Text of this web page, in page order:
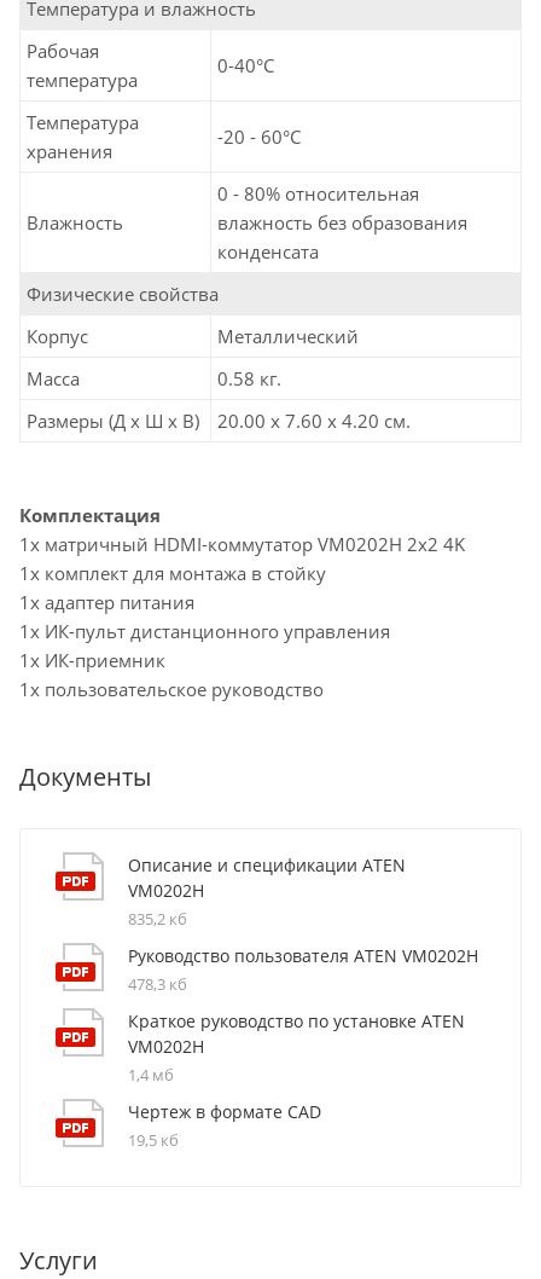
Температура и влажность
Рабочая
температура
0-40°C
Температура
хранения
-20 - 60°C
Влажность
0 - 80% относительная
влажность без образования
конденсата
Физические свойства
Корпус
Металлический
Масса
0.58 кг.
Размеры (Д х Ш х В)
20.00 x 7.60 x 4.20 см.
Комплектация
1x матричный HDMI-коммутатор VM0202H 2x2 4K
1x комплект для монтажа в стойку
1x адаптер питания
1x ИК-пульт дистанционного управления
1x ИК-приемник
1x пользовательское руководство
Документы
Описание и спецификации ATEN
VM0202H
835,2 кб
Руководство пользователя ATEN VM0202H
478,3 кб
Краткое руководство по установке ATEN
VM0202H
1,4 мб
Чертеж в формате CAD
19,5 кб
Услуги